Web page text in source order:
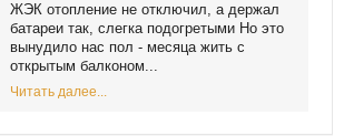
ЖЭК отопление не отключил, а держал
батареи так, слегка подогретыми Но это
вынудило нас пол - месяца жить с
открытым балконом...
Читать далее...